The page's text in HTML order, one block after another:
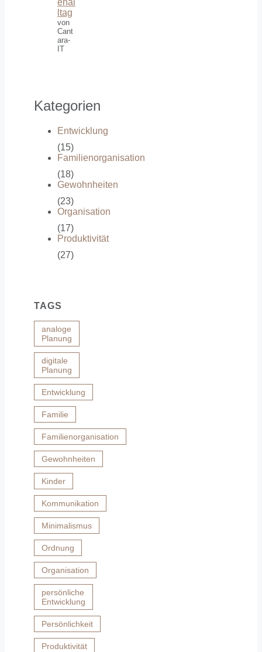
enal
ltag
von
Cant
ara-
IT
Kategorien
Entwicklung
(15)
Familienorganisation
(18)
Gewohnheiten
(23)
Organisation
(17)
Produktivität
(27)
TAGS
analoge
Planung
digitale
Planung
Entwicklung
Familie
Familienorganisation
Gewohnheiten
Kinder
Kommunikation
Minimalismus
Ordnung
Organisation
persönliche
Entwicklung
Persönlichkeit
Produktivität